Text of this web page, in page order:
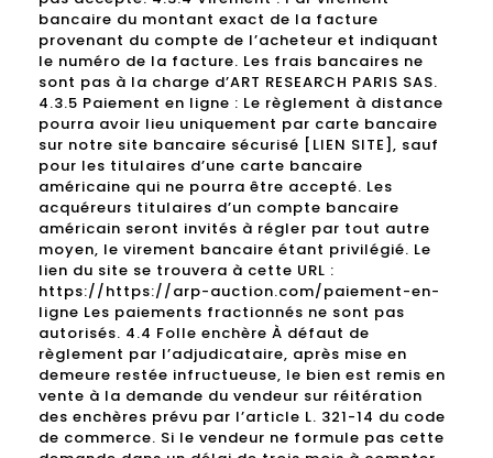
bancaire du montant exact de la facture
provenant du compte de l’acheteur et indiquant
le numéro de la facture. Les frais bancaires ne
sont pas à la charge d’ART RESEARCH PARIS SAS.
4.3.5 Paiement en ligne : Le règlement à distance
pourra avoir lieu uniquement par carte bancaire
sur notre site bancaire sécurisé [LIEN SITE], sauf
pour les titulaires d’une carte bancaire
américaine qui ne pourra être accepté. Les
acquéreurs titulaires d’un compte bancaire
américain seront invités à régler par tout autre
moyen, le virement bancaire étant privilégié. Le
lien du site se trouvera à cette URL :
https://https://arp-auction.com/paiement-en-
ligne Les paiements fractionnés ne sont pas
autorisés. 4.4 Folle enchère À défaut de
règlement par l’adjudicataire, après mise en
demeure restée infructueuse, le bien est remis en
vente à la demande du vendeur sur réitération
des enchères prévu par l’article L. 321-14 du code
de commerce. Si le vendeur ne formule pas cette